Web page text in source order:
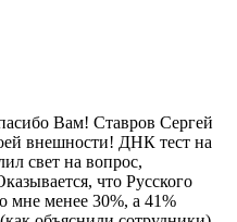
Вам! Ставров Сергей
внешности! ДНК тест на
свет на вопрос,
что Русского
мне менее 30%, а 41%